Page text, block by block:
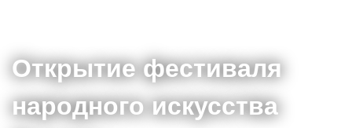
Открытие фестиваля
народного искусства